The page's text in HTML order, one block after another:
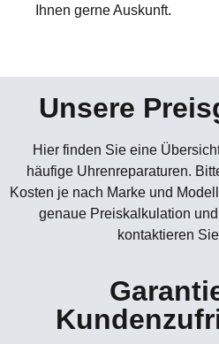
Ihnen gerne Auskunft.
Unsere
Hier finden Sie eine
häufige Uhrenreparaturen.
Kosten je nach Marke und
genaue Preiskalkulation
kontaktieren